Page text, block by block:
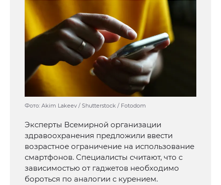
Фото: Akim Lakeev / Shutterstock / Fotodom
Эксперты Всемирной организации
здравоохранения предложили ввести
возрастное ограничение на использование
смартфонов. Специалисты считают, что с
зависимостью от гаджетов необходимо
бороться по аналогии с курением.